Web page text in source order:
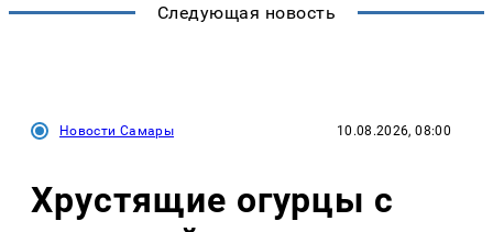
Следующая новость
Новости Самары 10.08.2026, 08:00
Хрустящие огурцы с